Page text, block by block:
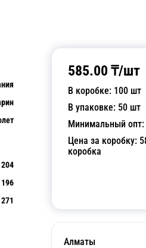
585.00 ₸/шт
В коробке: 100 шт
В упаковке: 50 шт
Минимальный опт:
Цена за коробку:
коробка
Алматы
204
196
271